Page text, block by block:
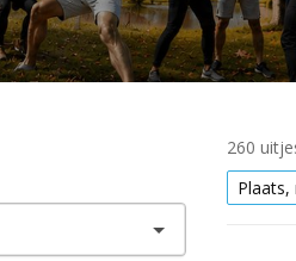
260
Plaats,